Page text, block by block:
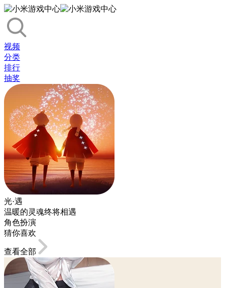
视频
分类
排行
抽奖
光·遇
温暖的灵魂终将相遇
角色扮演
猜你喜欢
查看全部